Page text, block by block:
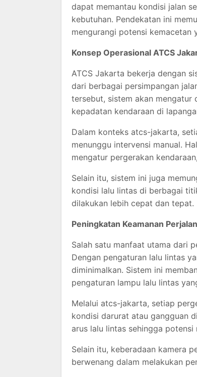
dapat memantau kondisi jalan
kebutuhan. Pendekatan ini
mengurangi potensi kemacetan
Konsep Operasional ATCS
ATCS Jakarta bekerja dengan
dari berbagai persimpangan
tersebut, sistem akan mengatur
kepadatan kendaraan di
Dalam konteks atcs-jakarta,
menunggu intervensi manual.
mengatur pergerakan
Selain itu, sistem ini juga
kondisi lalu lintas di berbagai
dilakukan lebih cepat dan tepat.
Peningkatan Keamanan
Salah satu manfaat utama dari
Dengan pengaturan lalu lintas
diminimalkan. Sistem ini
pengaturan lampu lalu lintas
Melalui atcs-jakarta, setiap
kondisi darurat atau gangguan
arus lalu lintas sehingga
Selain itu, keberadaan kamera
berwenang dalam melakukan